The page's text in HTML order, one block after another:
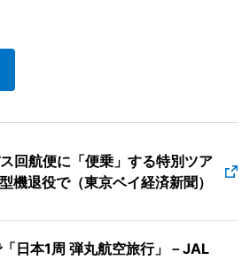
回航便に「便乗」する特別ツア
機退役で（東京ベイ経済新聞）
日本1周 弾丸航空旅行」－JAL